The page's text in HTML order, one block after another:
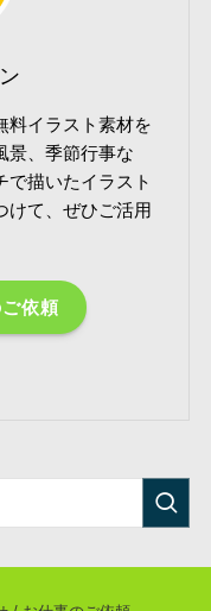
料イラスト素材を
景、季節行事な
で描いたイラスト
けて、ぜひご活用
依頼